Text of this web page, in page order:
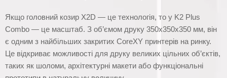
Якщо головний козир X2D — це технологія, то у K2 Plus
Combo — це масштаб. З об’ємом друку 350x350x350 мм, він
є одним з найбільших закритих CoreXY принтерів на ринку.
Це відкриває можливості для друку великих цільних об’єктів,
таких як шоломи, архітектурні макети або функціональні